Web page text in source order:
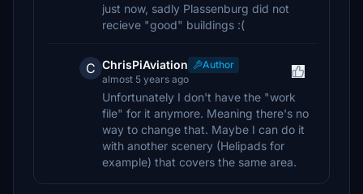
just now, sadly Plassenburg did not
recieve "good" buildings :(
C ChrisPiAviation
Author
almost 5 years ago
Unfortunately I don't have the "work
file" for it anymore. Meaning there's no
way to change that. Maybe I can do it
with another scenery (Helipads for
example) that covers the same area.